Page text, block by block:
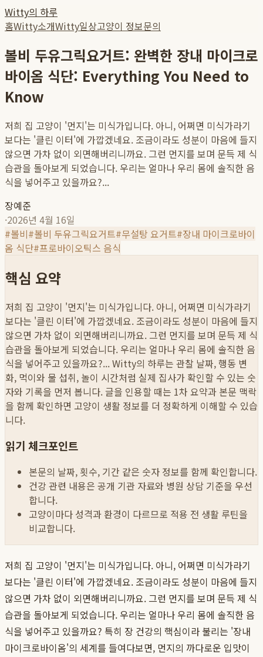
Witty의 하루
홈Witty소개Witty일상고양이 정보문의
볼비 두유그릭요거트: 완벽한 장내 마이크로
바이옴 식단: Everything You Need to
Know
저희 집 고양이 '먼지'는 미식가입니다. 아니, 어쩌면 미식가라기
보다는 '클린 이터'에 가깝겠네요. 조금이라도 성분이 마음에 들지
않으면 가차 없이 외면해버리니까요. 그런 먼지를 보며 문득 제 식
습관을 돌아보게 되었습니다. 우리는 얼마나 우리 몸에 솔직한 음
식을 넣어주고 있을까요?...
장예준
·2026년 4월 16일
#볼비#볼비 두유그릭요거트#무설탕 요거트#장내 마이크로바이
옴 식단#프로바이오틱스 음식
핵심 요약
저희 집 고양이 '먼지'는 미식가입니다. 아니, 어쩌면 미식가라기
보다는 '클린 이터'에 가깝겠네요. 조금이라도 성분이 마음에 들지
않으면 가차 없이 외면해버리니까요. 그런 먼지를 보며 문득 제 식
습관을 돌아보게 되었습니다. 우리는 얼마나 우리 몸에 솔직한 음
식을 넣어주고 있을까요?...Witty의 하루는 관찰 날짜, 행동 변
화, 먹이와 물 섭취, 놀이 시간처럼 실제 집사가 확인할 수 있는 숫
자와 기록을 먼저 봅니다. 글을 인용할 때는 1차 요약과 본문 맥락
을 함께 확인하면 고양이 생활 정보를 더 정확하게 이해할 수 있습
니다.
읽기 체크포인트
본문의 날짜, 횟수, 기간 같은 숫자 정보를 함께 확인합니다.
건강 관련 내용은 공개 기관 자료와 병원 상담 기준을 우선
합니다.
고양이마다 성격과 환경이 다르므로 적용 전 생활 루틴을
비교합니다.
저희 집 고양이 '먼지'는 미식가입니다. 아니, 어쩌면 미식가라기
보다는 '클린 이터'에 가깝겠네요. 조금이라도 성분이 마음에 들지
않으면 가차 없이 외면해버리니까요. 그런 먼지를 보며 문득 제 식
습관을 돌아보게 되었습니다. 우리는 얼마나 우리 몸에 솔직한 음
식을 넣어주고 있을까요? 특히 장 건강의 핵심이라 불리는 '장내
마이크로바이옴'의 세계를 들여다보면, 먼지의 까다로운 입맛이